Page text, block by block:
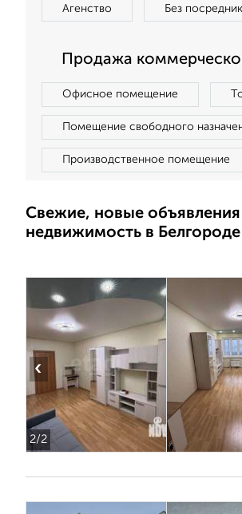
Агенство Без
Продажа
Офисное помещение
Помещение свободного
Производственное помещение
Свежие, новые
недвижимость в Белгороде
2/2
‹